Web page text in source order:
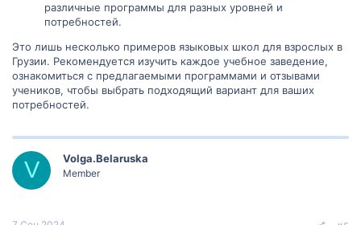
различные программы для разных уровней и
потребностей.
Это лишь несколько примеров языковых школ для взрослых в
Грузии. Рекомендуется изучить каждое учебное заведение,
ознакомиться с предлагаемыми программами и отзывами
учеников, чтобы выбрать подходящий вариант для ваших
потребностей.
V Volga.Belaruska
Member